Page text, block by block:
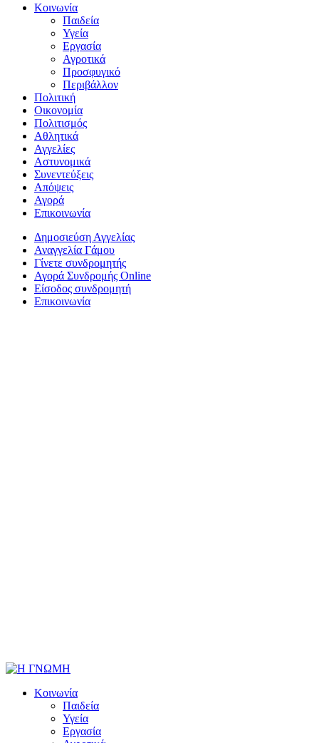
Κοινωνία
Παιδεία
Υγεία
Εργασία
Αγροτικά
Προσφυγικό
Περιβάλλον
Πολιτική
Οικονομία
Πολιτισμός
Αθλητικά
Αγγελίες
Αστυνομικά
Συνεντεύξεις
Απόψεις
Αγορά
Επικοινωνία
Δημοσιεύση Αγγελίας
Αναγγελία Γάμου
Γίνετε συνδρομητής
Αγορά Συνδρομής Online
Είσοδος συνδρομητή
Επικοινωνία
Κοινωνία
Παιδεία
Υγεία
Εργασία